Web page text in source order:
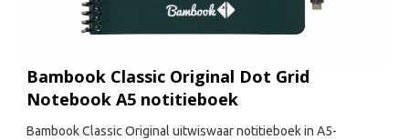
Bambook Classic Original Dot Grid
Notebook A5 notitieboek
Bambook Classic Original uitwiswaar notitieboek in A5-